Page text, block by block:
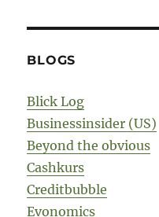
BLOGS
Blick Log
Businessinsider (US)
Beyond the obvious
Cashkurs
Creditbubble
Evonomics